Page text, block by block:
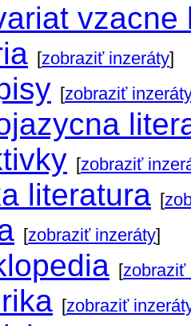
vzacne
[zobraziť inzeráty]
[zobraziť
[zobraziť
literatura [
[zobraziť inzeráty]
[zobraziť
[zobraziť